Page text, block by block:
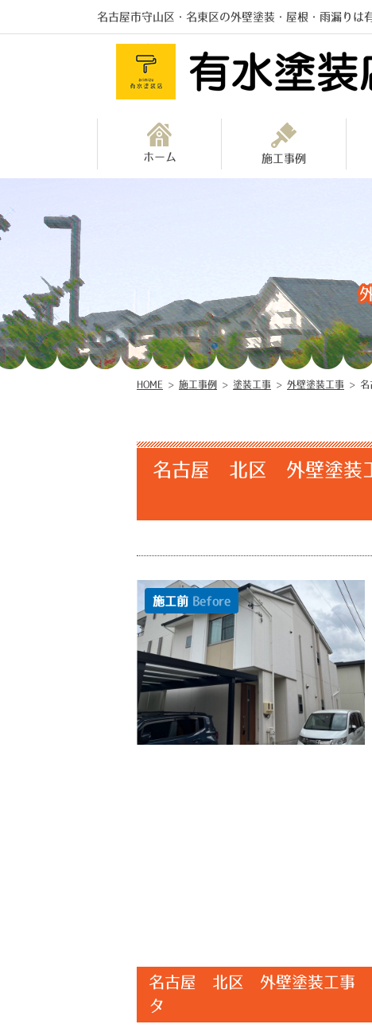
名古屋市守山区・名東区の外壁塗装・屋根・雨漏りは
ホーム 施工事例
HOME > 施工事例 > 塗装工事 > 外壁塗装工事 >
名古屋 北区 外壁塗装
施工前 Before
名古屋 北区 外壁塗装工事
タ